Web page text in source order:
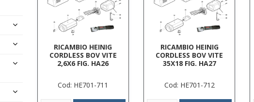
RICAMBIO HEINIG
CORDLESS BOV VITE
2,6X6 FIG. HA26
Cod: HE701-711
RICAMBIO HEINIG
CORDLESS BOV VITE
35X18 FIG. HA27
Cod: HE701-712